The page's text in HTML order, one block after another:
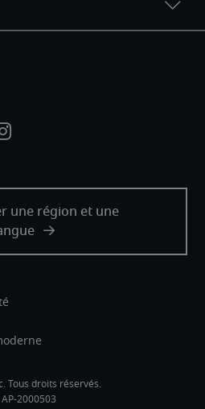
Tous droits réservés.